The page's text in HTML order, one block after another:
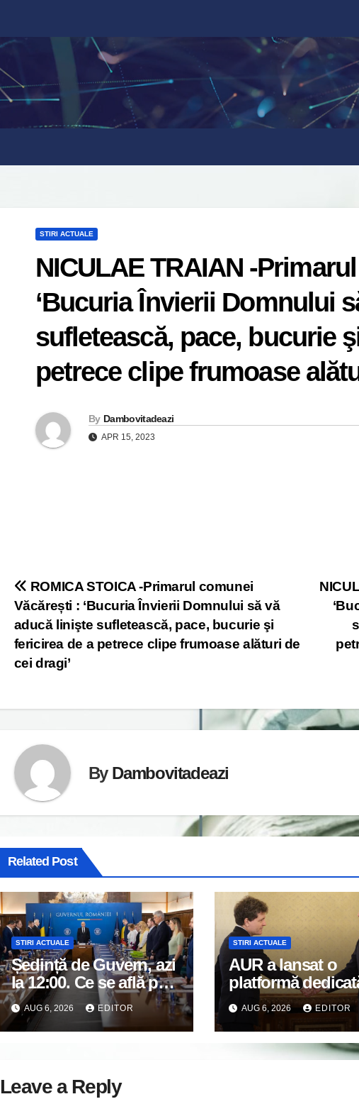
STIRI ACTUALE
NICULAE TRAIAN -
‘Bucuria Învierii Domnului
sufletească, pace, bucurie
petrece clipe frumoase
By Dambovitadeazi
APR 15, 2023
Post
navigation
ROMICA STOICA -Primarul comunei
Văcărești : ‘Bucuria Învierii Domnului să vă
aducă linişte sufletească, pace, bucurie şi
fericirea de a petrece clipe frumoase alături de
cei dragi’
By Dambovitadeazi
Related Post
STIRI ACTUALE
Ședință de Guvern, azi
la 12:00. Ce se află pe
masa lui Ilie Bolojan
AUG 6, 2026 EDITOR
STIRI ACTUALE
AUR a lansat o
platformă
demersului de
suspendare a
președintelui
AUG 6, 2026 EDITOR
Leave a Reply